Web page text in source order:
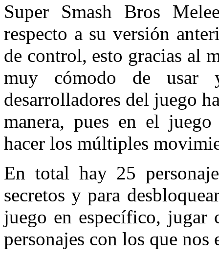
Super Smash Bros
respecto a su versión
de control, esto gracias al
muy cómodo de usar
desarrolladores del juego
manera, pues en el
hacer los múltiples
En total hay 25
secretos y para
juego en específico, jugar
personajes con los que nos